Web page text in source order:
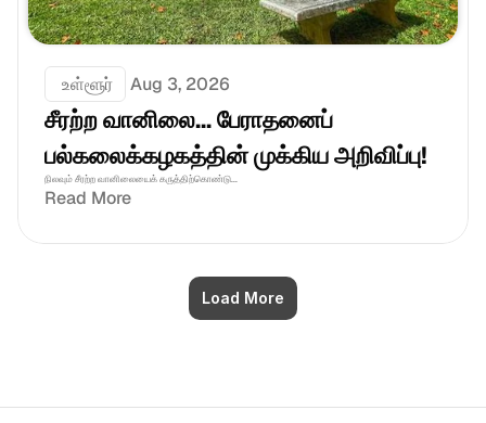
உள்ளூர் Aug 3, 2026
சீரற்ற வானிலை... பேராதனைப்
பல்கலைக்கழகத்தின் முக்கிய அறிவிப்பு!
நிலவும் சீரற்ற வானிலையைக் கருத்திற்கொண்டு...
Read More
Load More